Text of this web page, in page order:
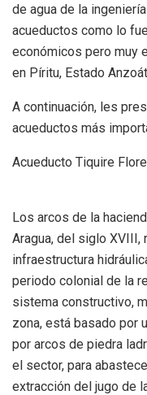
de agua de la
acueductos como lo
económicos pero muy
en Píritu, Estado
A continuación, les
acueductos más
Acueducto Tiquire
Los arcos de la
Aragua, del siglo XVIII,
infraestructura
periodo colonial de la
sistema constructivo,
zona, está basado por
por arcos de piedra
el sector, para
extracción del jugo de